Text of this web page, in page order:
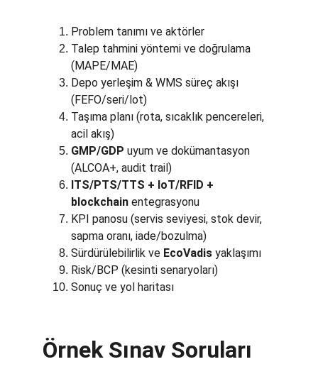
Problem tanımı ve aktörler
Talep tahmini yöntemi ve doğrulama
(MAPE/MAE)
Depo yerleşim & WMS süreç akışı
(FEFO/seri/lot)
Taşıma planı (rota, sıcaklık pencereleri,
acil akış)
GMP/GDP uyum ve dokümantasyon
(ALCOA+, audit trail)
ITS/PTS/TTS + IoT/RFID +
blockchain entegrasyonu
KPI panosu (servis seviyesi, stok devir,
sapma oranı, iade/bozulma)
Sürdürülebilirlik ve EcoVadis yaklaşımı
Risk/BCP (kesinti senaryoları)
Sonuç ve yol haritası
Örnek Sınav Soruları